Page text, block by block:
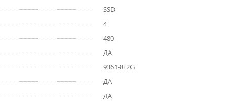
SSD
4
480
ДА
9361-8i 2G
ДА
ДА